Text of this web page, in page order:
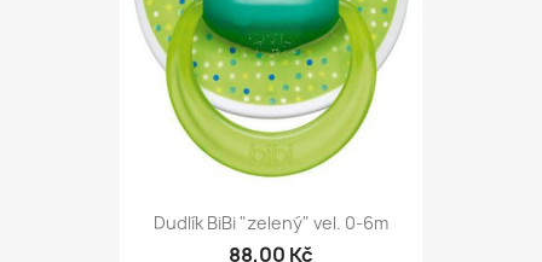
Dudlík BiBi "zelený" vel. 0-6m
88,00 Kč